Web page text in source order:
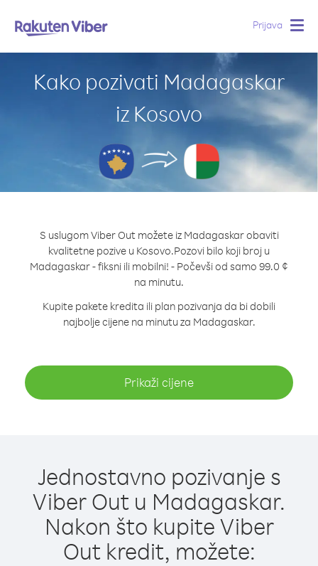
Prijava
Kako pozivati Madagaskar
iz Kosovo
S uslugom Viber Out možete iz Madagaskar obaviti
kvalitetne pozive u Kosovo.Pozovi bilo koji broj u
Madagaskar - fiksni ili mobilni! - Počevši od samo 99.0 ¢
na minutu.
Kupite pakete kredita ili plan pozivanja da bi dobili
najbolje cijene na minutu za Madagaskar.
Prikaži cijene
Jednostavno pozivanje s
Viber Out u Madagaskar.
Nakon što kupite Viber
Out kredit, možete: